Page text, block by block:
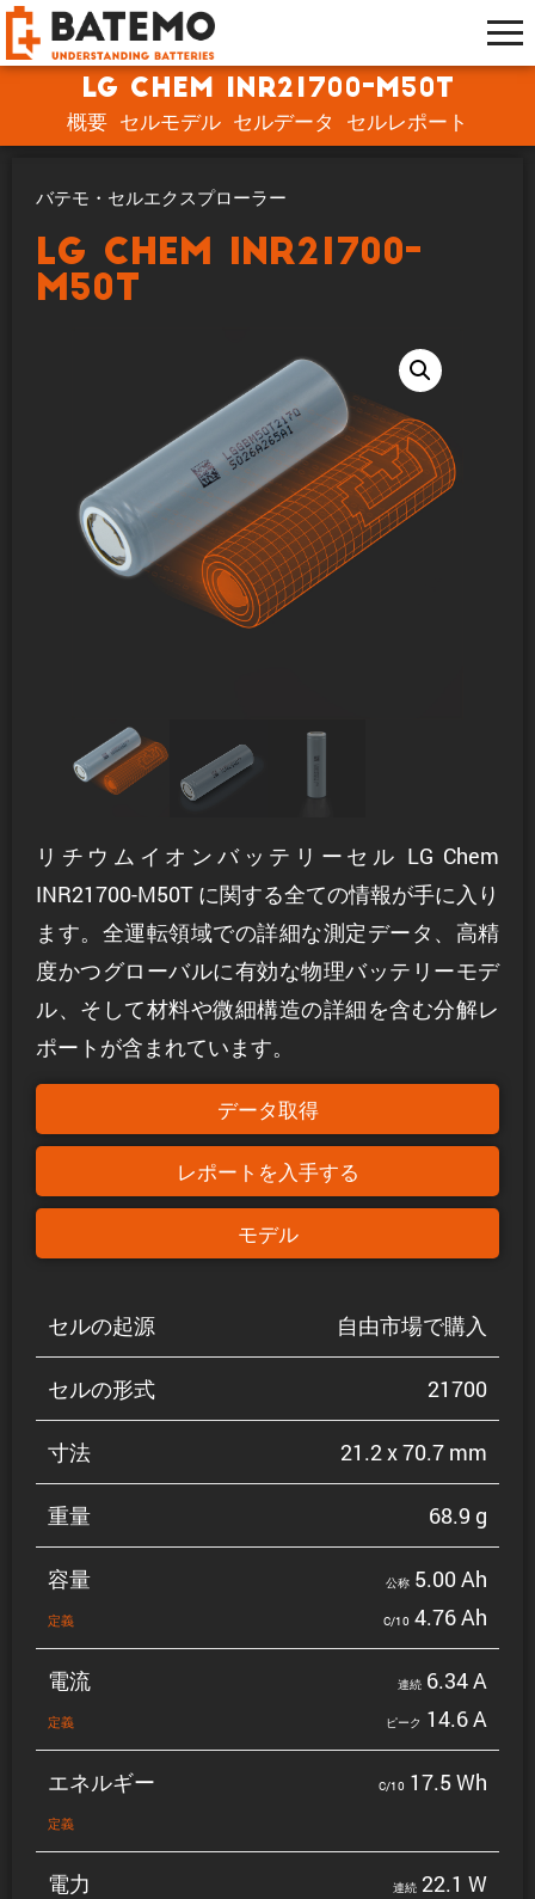
LG Chem INR21700-M50T
概要 セルモデル セルデータ セルレポート
バテモ・セルエクスプローラー
LG Chem INR21700-
M50T
リチウムイオンバッテリーセル LG Chem
INR21700-M50T に関する全ての情報が手に入り
ます。全運転領域での詳細な測定データ、高精
度かつグローバルに有効な物理バッテリーモデ
ル、そして材料や微細構造の詳細を含む分解レ
ポートが含まれています。
データ取得
レポートを入手する
モデル
セルの起源 自由市場で購入
セルの形式 21700
寸法 21.2 x 70.7 mm
重量 68.9 g
容量
定義
公称 5.00 Ah
C/10 4.76 Ah
電流
定義
連続 6.34 A
ピーク 14.6 A
エネルギー
定義
C/10 17.5 Wh
電力 連続 22.1 W